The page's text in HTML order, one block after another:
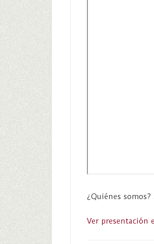
¿Quiénes
Ver presentación